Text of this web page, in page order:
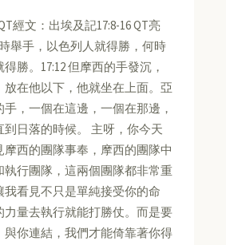
經文：出埃及記17:8-16 QT亮
舉手，以色列人就得勝，何時
勝。17:12 但摩西的手發沉，
在他以下，他就坐在上面。亞
，一個在這邊，一個在那邊，
日落的時候。 主呀，你今天
摩西的團隊事奉，摩西的團隊中
執行團隊，這兩個團隊都非常重
看見不只是單純接受你的命
力量去執行就能打勝仗。而是要
與你連結，我們才能倚靠著你得